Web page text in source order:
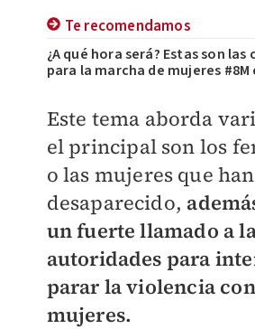
Te recomendamos
¿A qué hora será? Estas son
para la marcha de mujeres #8M
Este tema aborda
el principal son los
o las mujeres que han
desaparecido,
un fuerte llamado a
autoridades para
parar la violencia
mujeres.